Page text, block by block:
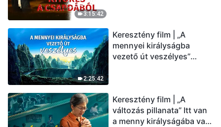
3:15:42
2:25:42
Keresztény film | „A
mennyei királyságba
vezető út veszélyes”
Keresztény film | „A
változás pillanata” Itt van
a menny királyságába való